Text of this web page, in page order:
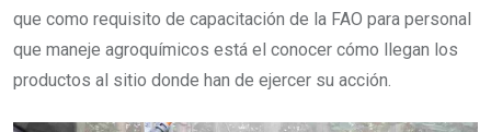
que como requisito de capacitación de la FAO para personal
que maneje agroquímicos está el conocer cómo llegan los
productos al sitio donde han de ejercer su acción.